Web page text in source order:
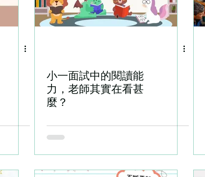
小一面試中的閱讀能
力，老師其實在看甚
麼？